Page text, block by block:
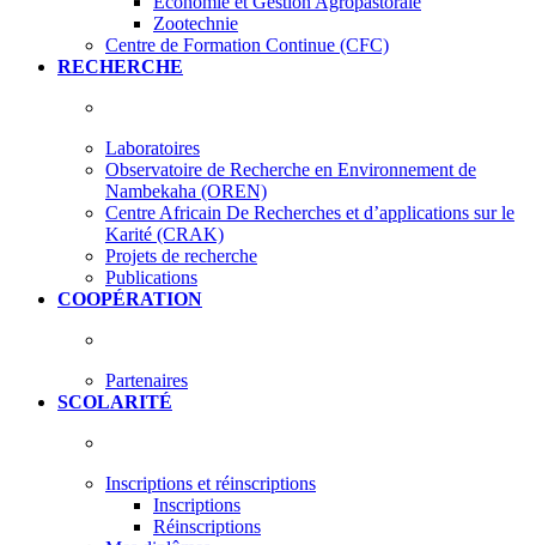
Zootechnie
Centre de Formation Continue (CFC)
RECHERCHE
Laboratoires
Observatoire de Recherche en Environnement de
Nambekaha (OREN)
Centre Africain De Recherches et d’applications sur le
Karité (CRAK)
Projets de recherche
Publications
COOPÉRATION
Partenaires
SCOLARITÉ
Inscriptions et réinscriptions
Inscriptions
Réinscriptions